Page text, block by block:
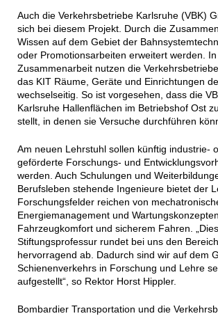
Auch die Verkehrsbetriebe Karlsruhe (VBK)
sich bei diesem Projekt. Durch die
Wissen auf dem Gebiet der
oder Promotionsarbeiten erweitert werden.
Zusammenarbeit nutzen die
das KIT Räume, Geräte und Einrichtungen
wechselseitig. So ist vorgesehen, dass die
Karlsruhe Hallenflächen im Betriebshof Ost
stellt, in denen sie Versuche durchführen
Am neuen Lehrstuhl sollen künftig industrie-
geförderte Forschungs- und
werden. Auch Schulungen und
Berufsleben stehende Ingenieure bietet der
Forschungsfelder reichen von
Energiemanagement und
Fahrzeugkomfort und sicherem Fahren.
Stiftungsprofessur rundet bei uns den
hervorragend ab. Dadurch sind wir auf dem
Schienenverkehrs in Forschung und Lehre
aufgestellt“, so Rektor Horst Hippler.
Bombardier Transportation und die